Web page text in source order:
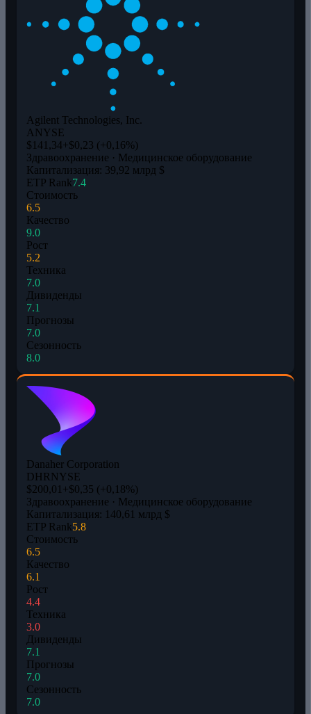
Agilent Technologies, Inc.
ANYSE
$141,34+$0,23 (+0,16%)
Здравоохранение · Медицинское оборудование
Капитализация: 39,92 млрд $
ETP Rank7.4
Стоимость
6.5
Качество
9.0
Рост
5.2
Техника
7.0
Дивиденды
7.1
Прогнозы
7.0
Сезонность
8.0
Danaher Corporation
DHRNYSE
$200,01 +$0,35 (+0,18%)
Здравоохранение · Медицинское оборудование
Капитализация: 140,61 млрд $
ETP Rank5.8
Стоимость
6.5
Качество
6.1
Рост
4.4
Техника
3.0
Дивиденды
7.1
Прогнозы
7.0
Сезонность
7.0